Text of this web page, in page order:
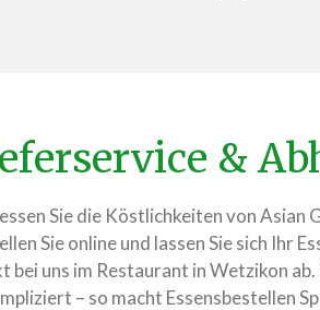
&
Sie die Köstlichkeiten von Asian
Sie online und lassen Sie sich Ihr
bei uns im Restaurant in Wetzikon ab.
– so macht Essensbestellen